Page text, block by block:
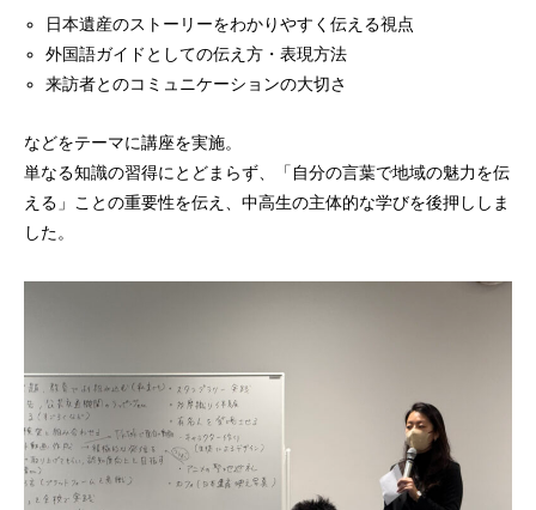
日本遺産のストーリーをわかりやすく伝える視点
外国語ガイドとしての伝え方・表現方法
来訪者とのコミュニケーションの大切さ
などをテーマに講座を実施。
単なる知識の習得にとどまらず、「自分の言葉で地域の魅力を伝
える」ことの重要性を伝え、中高生の主体的な学びを後押ししま
した。